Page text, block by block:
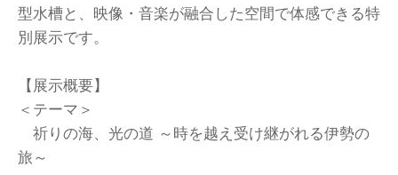
型水槽と、映像・音楽が融合した空間で体感できる特
別展示です。
【展示概要】
＜テーマ＞
祈りの海、光の道 ～時を越え受け継がれる伊勢の
旅～